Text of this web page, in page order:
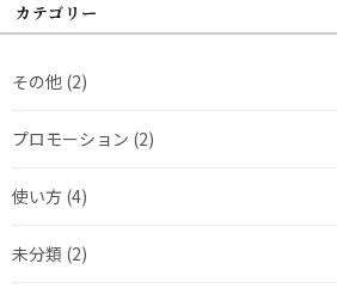
カテゴリー
その他 (2)
プロモーション (2)
使い方 (4)
未分類 (2)